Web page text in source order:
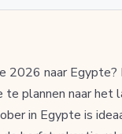
2026 naar
te plannen naar het
in Egypte is